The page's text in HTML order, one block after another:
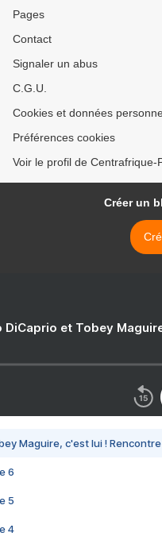
Pages
Contact
Signaler un abus
C.G.U.
Cookies et données
Préférences cookies
Voir le profil de
Créer un
DiCaprio et Tobey
Maguire, c'est lui !
6
5
4